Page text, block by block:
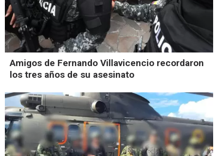
Amigos de Fernando Villavicencio recordaron
los tres años de su asesinato